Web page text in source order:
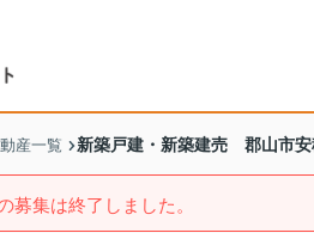
産一覧 新築戸建・新築建売 郡山市
募集は終了しました。